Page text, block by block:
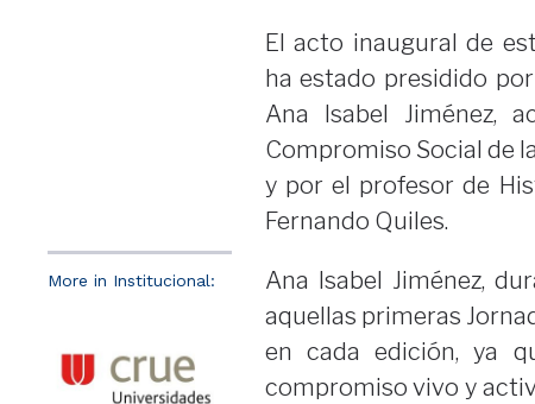
More in Institucional:
El acto inaugural de
ha estado presidido
Ana Isabel Jiménez,
Compromiso Social de
y por el profesor de
Fernando Quiles.
Ana Isabel Jiménez,
aquellas primeras
en cada edición, ya
compromiso vivo y